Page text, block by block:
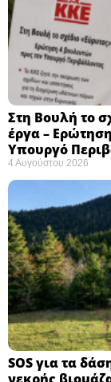
Στη Βουλή το
έργα –
Υπουργό
4 Αυγούστου 2026
SOS για τα